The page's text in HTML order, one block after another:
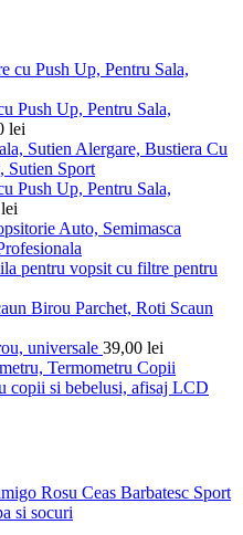
Push Up, Pentru Sala,
lei
Push Up, Pentru Sala,
lei
pentru vopsit cu filtre pentru
universale 39,00 lei
copii si bebelusi, afisaj LCD
Ceas Barbatesc Sport
si socuri